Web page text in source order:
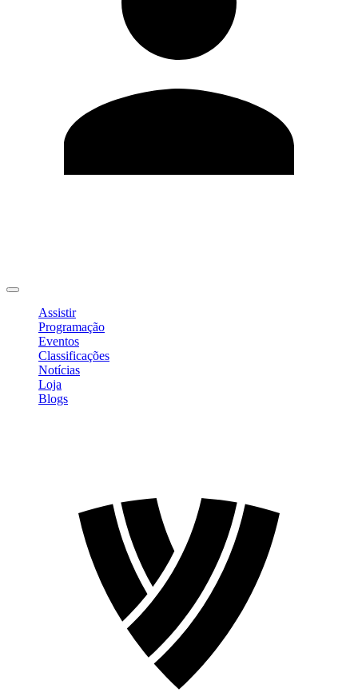
Assistir
Programação
Eventos
Classificações
Notícias
Loja
Blogs